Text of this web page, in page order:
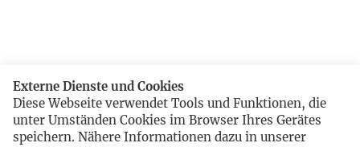
Externe Dienste und Cookies
Diese Webseite verwendet Tools und Funktionen, die
unter Umständen Cookies im Browser Ihres Gerätes
speichern. Nähere Informationen dazu in unserer